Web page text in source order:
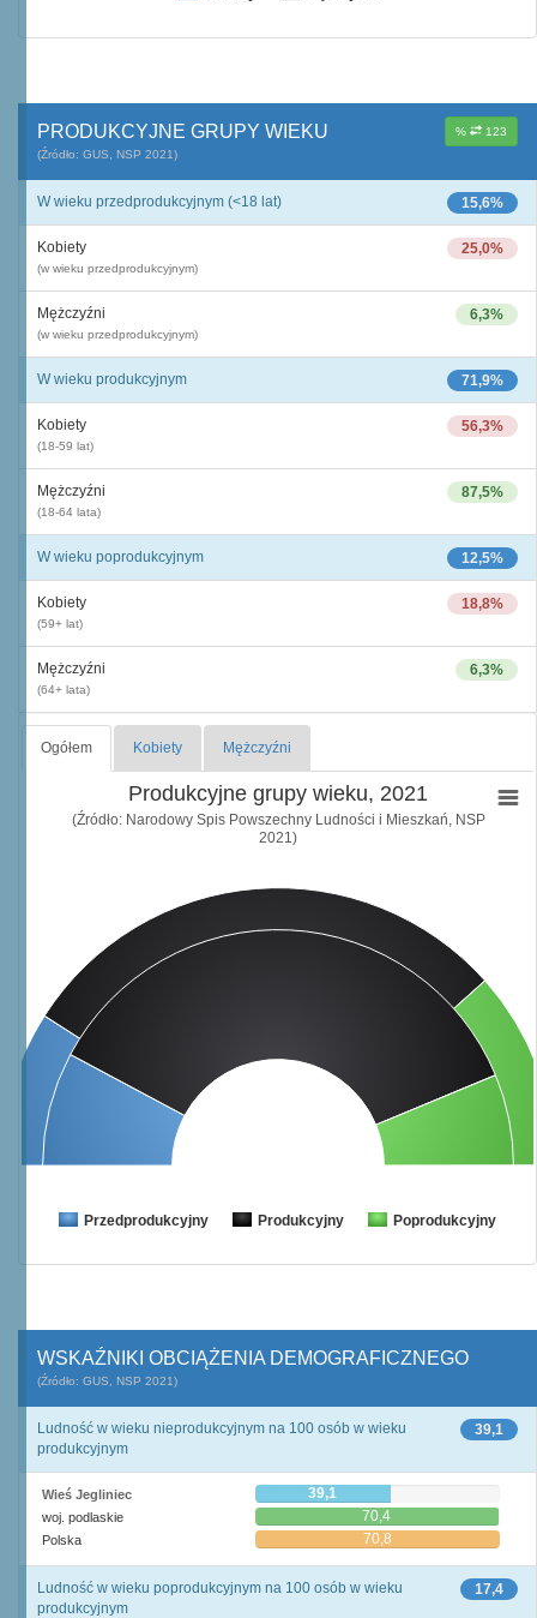
% 123
PRODUKCYJNE GRUPY WIEKU
(Źródło: GUS, NSP 2021)
15,6%
W wieku przedprodukcyjnym (<18 lat)
25,0%
Kobiety
(w wieku przedprodukcyjnym)
6,3%
Mężczyźni
(w wieku przedprodukcyjnym)
71,9%
W wieku produkcyjnym
56,3%
Kobiety
(18-59 lat)
87,5%
Mężczyźni
(18-64 lata)
12,5%
W wieku poprodukcyjnym
18,8%
Kobiety
(59+ lat)
6,3%
Mężczyźni
(64+ lata)
Ogółem Kobiety Mężczyźni
Produkcyjne grupy wieku, 2021
(Źródło: Narodowy Spis Powszechny Ludności i Mieszkań, NSP
2021)
Przedprodukcyjny Produkcyjny Poprodukcyjny
WSKAŹNIKI OBCIĄŻENIA DEMOGRAFICZNEGO
(Źródło: GUS, NSP 2021)
39,1
Ludność w wieku nieprodukcyjnym na 100 osób w wieku
produkcyjnym
Wieś Jegliniec 39,1
woj. podlaskie 70,4
Polska 70,8
17,4
Ludność w wieku poprodukcyjnym na 100 osób w wieku
produkcyjnym